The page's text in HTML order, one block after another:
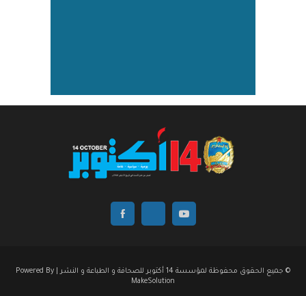
© جميع الحقوق محفوظة لمؤسسة 14 أكتوبر للصحافة و الطباعة و النشر | Powered By
MakeSolution